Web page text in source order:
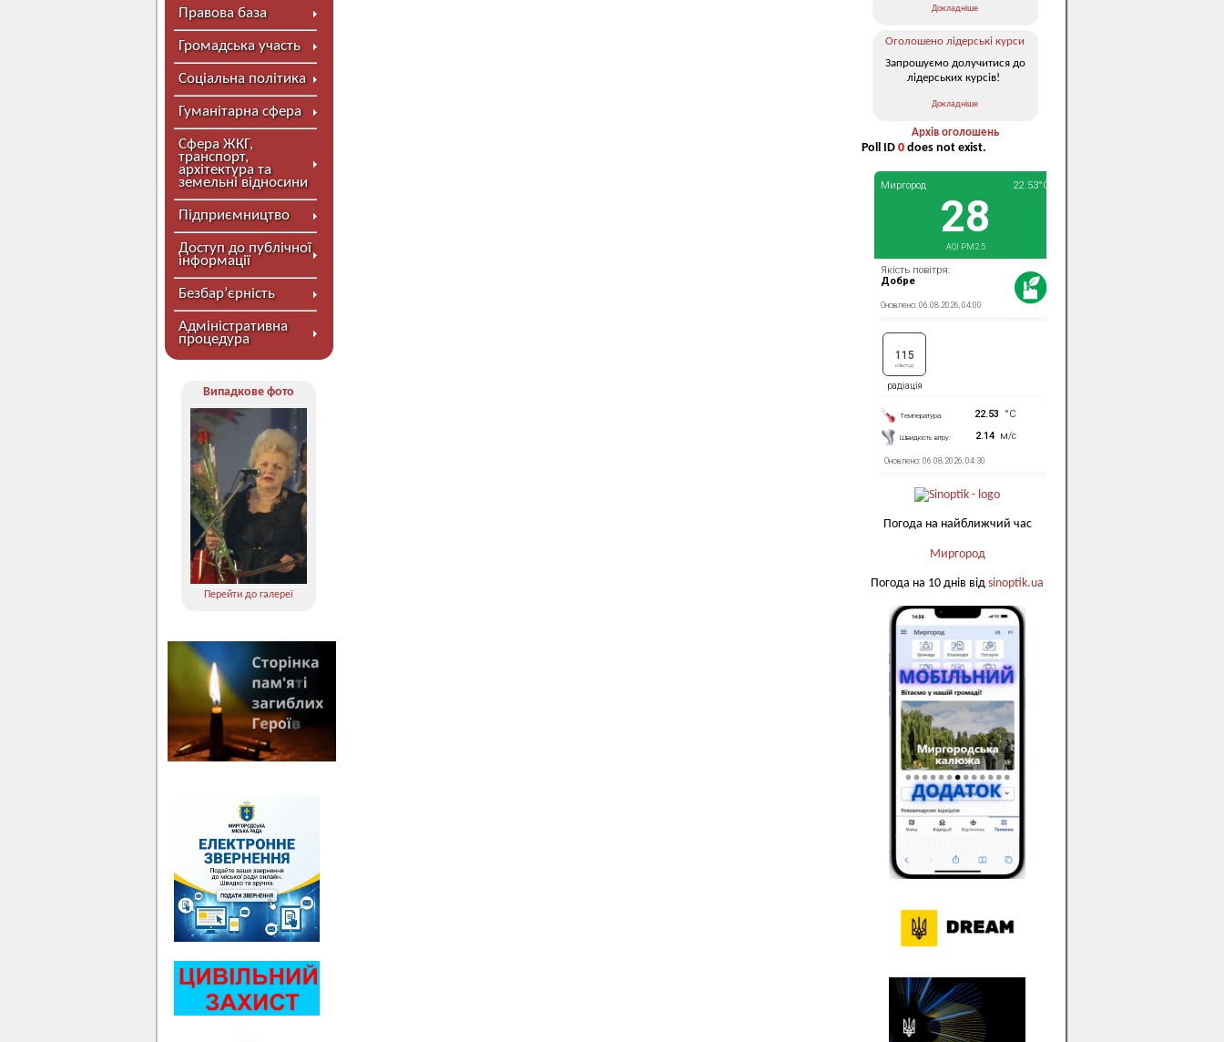
Правова база
Громадська участь
Соціальна політика
Гуманітарна сфера
Сфера ЖКГ,
транспорт,
архітектура та
земельні відносини
Підприємництво
Доступ до публічної
інформації
Безбар’єрність
Адміністративна
процедура
Випадкове фото
Перейти до галереї
Докладніше
Оголошено лідерські курси
Запрошуємо долучитися до
лідерських курсів!
Докладніше
Архів оголошень
Poll ID 0 does not exist.
Погода на найближчий час
Миргород
Погода на 10 днів від sinoptik.ua